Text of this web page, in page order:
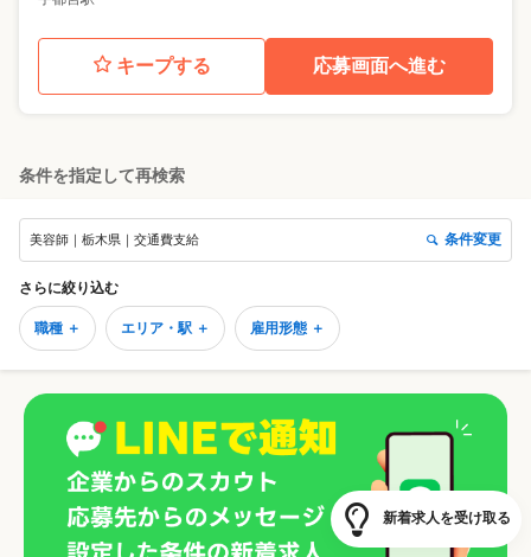
キープする 応募画面へ進む
条件を指定して再検索
美容師｜栃木県｜交通費支給 条件変更
さらに絞り込む
職種 ＋ エリア・駅 ＋ 雇用形態 ＋
新着求人を受け取る